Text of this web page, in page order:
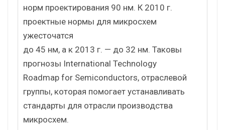
норм проектирования 90 нм. К 2010 г.
проектные нормы для микросхем
ужесточатся
до 45 нм, а к 2013 г. — до 32 нм. Таковы
прогнозы International Technology
Roadmap for Semiconductors, отраслевой
группы, которая помогает устанавливать
стандарты для отрасли производства
микросхем.